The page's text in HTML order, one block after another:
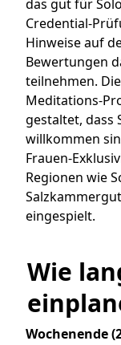
das gut für
Credential-
Hinweise auf
Bewertungen
teilnehmen.
Meditations-
gestaltet, dass
willkommen
Frauen-
Regionen wie
eingespielt.
Wie
Wochenende